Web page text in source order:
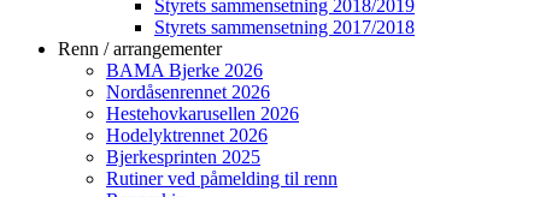
Styrets sammensetning 2018/2019
Styrets sammensetning 2017/2018
Renn / arrangementer
BAMA Bjerke 2026
Nordåsenrennet 2026
Hestehovkarusellen 2026
Hodelyktrennet 2026
Bjerkesprinten 2025
Rutiner ved påmelding til renn